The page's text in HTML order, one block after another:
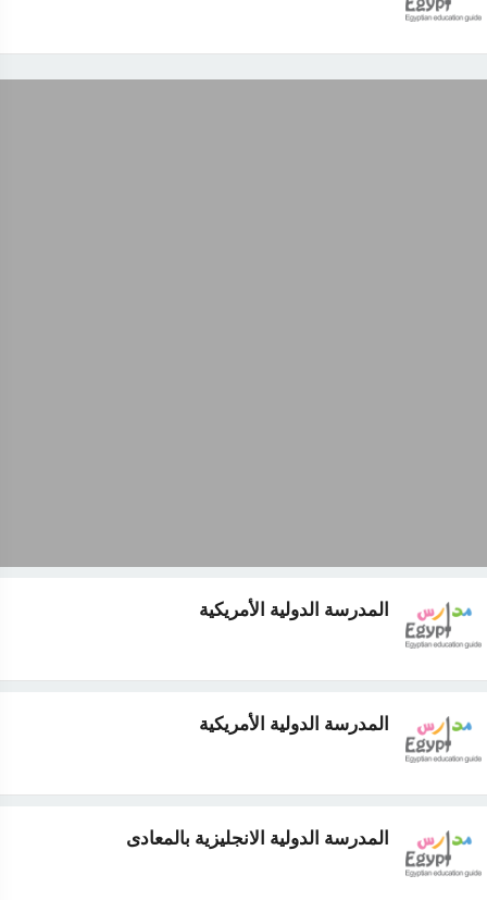
المدرسة الدولية الأمريكية
المدرسة الدولية الأمريكية
المدرسة الدولية الانجليزية بالمعادى